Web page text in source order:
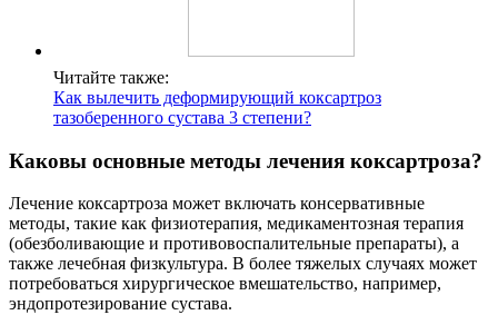
Читайте также:
Как вылечить деформирующий коксартроз
тазоберенного сустава 3 степени?
Каковы основные методы лечения коксартроза?
Лечение коксартроза может включать консервативные
методы, такие как физиотерапия, медикаментозная терапия
(обезболивающие и противовоспалительные препараты), а
также лечебная физкультура. В более тяжелых случаях может
потребоваться хирургическое вмешательство, например,
эндопротезирование сустава.